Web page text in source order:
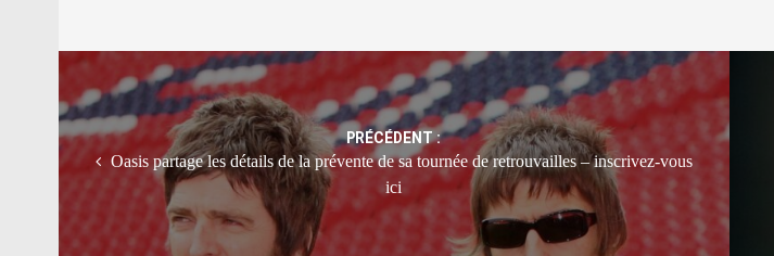
Post
navigation
PRÉCÉDENT :
Oasis partage les détails de la prévente de sa tournée de retrouvailles – inscrivez-vous
ici